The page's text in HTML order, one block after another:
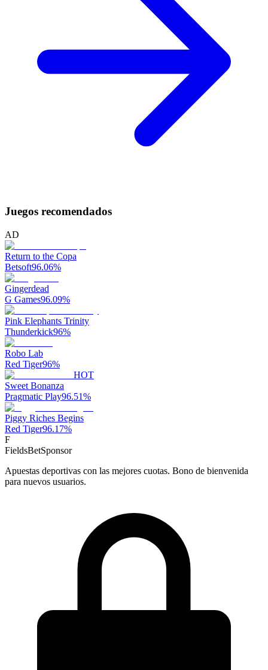
Juegos recomendados
AD
Return to the Copa
Betsoft96.06%
Gingerdead
G Games96.09%
Pink Elephants Trinity
Thunderkick96%
Robo Lab
Red Tiger96%
HOT
Sweet Bonanza
Pragmatic Play96.51%
Piggy Riches Begins
Red Tiger96.17%
F
FieldsBetSponsor
Apuestas deportivas con las mejores cuotas. Bono de bienvenida
para nuevos usuarios.